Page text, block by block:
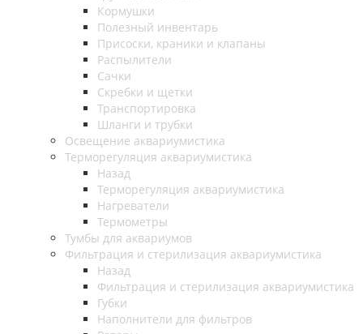
Кормушки
Полезный инвентарь
Присоски, краники и клапаны
Распылители
Сачки
Скребки и щетки
Транспортировка
Шланги и трубки
Освещение аквариумистика
Терморегуляция аквариумистика
Назад
Терморегуляция аквариумистика
Нагреватели
Термометры
Тумбы для аквариумов
Фильтрация и стерилизация аквариумистика
Назад
Фильтрация и стерилизация аквариумистика
Губки
Наполнители для фильтров